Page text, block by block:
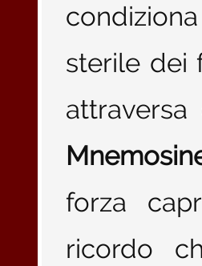
sterile dei
forza
ricordo